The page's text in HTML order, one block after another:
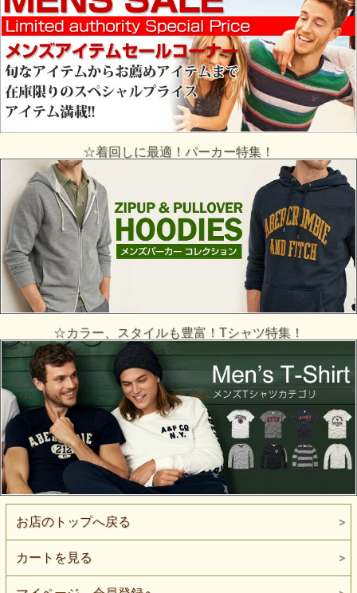
☆着回しに最適！パーカー特集！
☆カラー、スタイルも豊富！Tシャツ特集！
お店のトップへ戻る
カートを見る